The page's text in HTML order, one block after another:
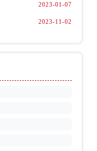
2023-01-07
2023-11-02